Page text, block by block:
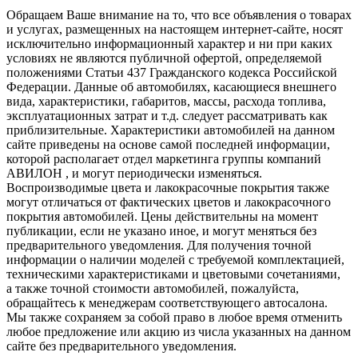
Обращаем Ваше внимание на то, что все объявления о товарах
и услугах, размещенных на настоящем интернет-сайте, носят
исключительно информационный характер и ни при каких
условиях не являются публичной офертой, определяемой
положениями Статьи 437 Гражданского кодекса Российской
Федерации. Данные об автомобилях, касающиеся внешнего
вида, характеристики, габаритов, массы, расхода топлива,
эксплуатационных затрат и т.д. следует рассматривать как
приблизительные. Характеристики автомобилей на данном
сайте приведены на основе самой последней информации,
которой располагает отдел маркетинга группы компаний
АВИЛОН , и могут периодически изменяться.
Воспроизводимые цвета и лакокрасочные покрытия также
могут отличаться от фактических цветов и лакокрасочного
покрытия автомобилей. Цены действительны на момент
публикации, если не указано иное, и могут меняться без
предварительного уведомления. Для получения точной
информации о наличии моделей с требуемой комплектацией,
техническими характеристиками и цветовыми сочетаниями,
а также точной стоимости автомобилей, пожалуйста,
обращайтесь к менеджерам соответствующего автосалона.
Мы также сохраняем за собой право в любое время отменить
любое предложение или акцию из числа указанных на данном
сайте без предварительного уведомления.